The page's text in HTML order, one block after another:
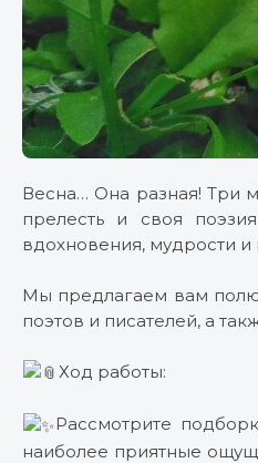
Весна… Она разная! Три
прелесть и своя
вдохновения, мудрости и
Мы предлагаем вам
поэтов и писателей, а
Ход работы:
Рассмотрите
наиболее приятные